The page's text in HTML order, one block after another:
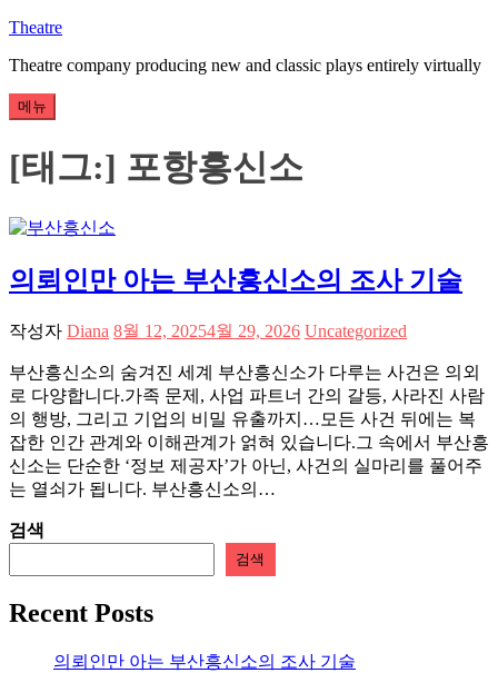
콘
츠
로
바
Theatre
Theatre company producing new and classic plays entirely virtually
메뉴
[태그:] 포항흥신소
의뢰인만 아는 부산흥신소의 조사 기술
작성자 Diana 8월 12, 20254월 29, 2026 Uncategorized
부산흥신소의 숨겨진 세계 부산흥신소가 다루는 사건은 의외
로 다양합니다.가족 문제, 사업 파트너 간의 갈등, 사라진 사람
의 행방, 그리고 기업의 비밀 유출까지…모든 사건 뒤에는 복
잡한 인간 관계와 이해관계가 얽혀 있습니다.그 속에서 부산흥
신소는 단순한 ‘정보 제공자’가 아닌, 사건의 실마리를 풀어주
는 열쇠가 됩니다. 부산흥신소의…
검색
검색
Recent Posts
의뢰인만 아는 부산흥신소의 조사 기술